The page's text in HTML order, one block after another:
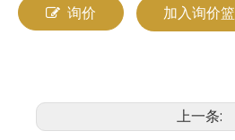
询价 加入询价篮
上一条: